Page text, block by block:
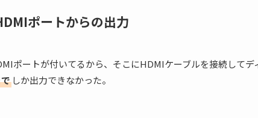
ポートからの出力
ポートが付いてるから、そこにHDMIケーブルを接続してデ
しか出力できなかった。